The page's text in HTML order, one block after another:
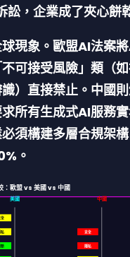
訟，企業成了夾心餅
現象。歐盟AI法案
可接受風險」類（
）直接禁止。中國
所有生成式AI服務
必須構建多層合規架
。
：歐盟 vs 美國 vs 中國
美國 中國
全
私
新
安全
隱私